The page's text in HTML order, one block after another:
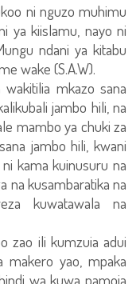
ni nguzo muhimu
ya kiislamu, nayo ni
ndani ya kitabu
wake (S.A.W).
mkazo sana
jambo hili, na
mambo ya chuki za
jambo hili, kwani
kama kuinusuru na
na kusambaratika na
kuwatawala na
zao ili kumzuia adui
makero yao, mpaka
wa kuwa pamoja